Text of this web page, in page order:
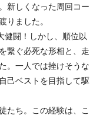
新しくなった周回コー
りました。
健闘！しかし、順位以
繋ぐ必死な形相と、走
。一人では挫けそうな
己ベストを目指して駆
たち。この経験は、こ